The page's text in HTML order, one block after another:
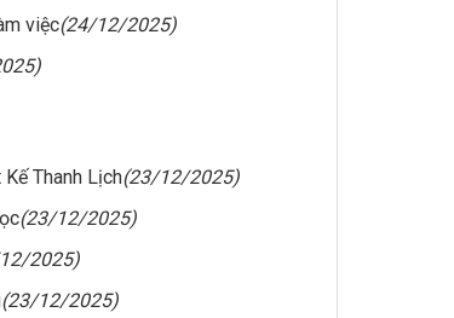
việc(24/12/2025)
Thanh Lịch(23/12/2025)
(23/12/2025)
2025)
(23/12/2025)